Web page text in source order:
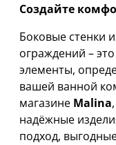
Создайте
Боковые стенки
ограждений –
элементы,
вашей ванной
магазине Malina
надёжные
подход,